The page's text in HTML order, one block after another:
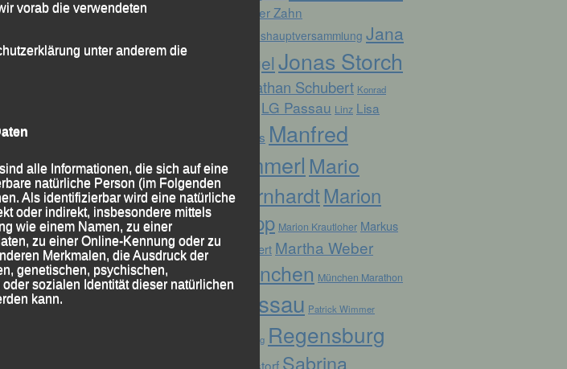
im
Gesamtsieg
40jährige-
Drexler und Marion
diesjährigen „Löffler
Stadt Ried im
Günter Zahn
Jahreshauptversammlung Jana
Vogel Jonas Storch
Jonathan Schubert Konrad
LG Passau Linz Lisa
Fuchs Manfred
Ammerl Mario
BernhardtMarion
Kopp Marion Krautloher Markus
Weinert Martha Weber
München München Marathon
Passau Patrick Wimmer
Pocking Regensburg
Ruhstorf Sabrina
vorab die verwendeten
unter anderem die
alle Informationen, die sich auf eine
natürliche Person (im Folgenden
Als identifizierbar wird eine natürliche
oder indirekt, insbesondere mittels
wie einem Namen, zu einer
zu einer Online-Kennung oder zu
Merkmalen, die Ausdruck der
genetischen, psychischen,
sozialen Identität dieser natürlichen
kann.